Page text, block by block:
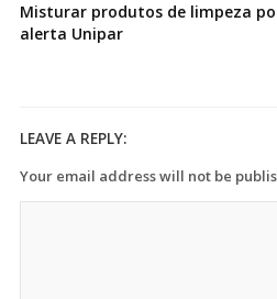
Misturar produtos de limpeza
alerta Unipar
LEAVE A REPLY:
Your email address will not be